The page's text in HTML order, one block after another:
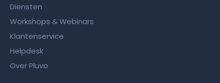
Diensten
Workshops & Webinars
Klantenservice
Helpdesk
Over Pluvo